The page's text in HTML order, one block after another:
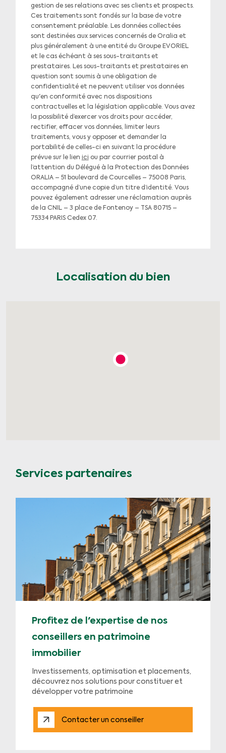
gestion de ses relations avec ses clients et prospects.
Ces traitements sont fondés sur la base de votre
consentement préalable. Les données collectées
sont destinées aux services concernés de Oralia et
plus généralement à une entité du Groupe EVORIEL
et le cas échéant à ses sous-traitants et
prestataires. Les sous-traitants et prestataires en
question sont soumis à une obligation de
confidentialité et ne peuvent utiliser vos données
qu'en conformité avec nos dispositions
contractuelles et la législation applicable. Vous avez
la possibilité d’exercer vos droits pour accéder,
rectifier, effacer vos données, limiter leurs
traitements, vous y opposer et demander la
portabilité de celles-ci en suivant la procédure
prévue sur le lien ici ou par courrier postal à
l’attention du Délégué à la Protection des Données
ORALIA – 51 boulevard de Courcelles – 75008 Paris,
accompagné d’une copie d’un titre d’identité. Vous
pouvez également adresser une réclamation auprès
de la CNIL – 3 place de Fontenoy – TSA 80715 –
75334 PARIS Cedex 07.
Localisation du bien
Services partenaires
Profitez de l'expertise de nos
conseillers en patrimoine
immobilier
Investissements, optimisation et placements,
découvrez nos solutions pour constituer et
développer votre patrimoine
Contacter un conseiller